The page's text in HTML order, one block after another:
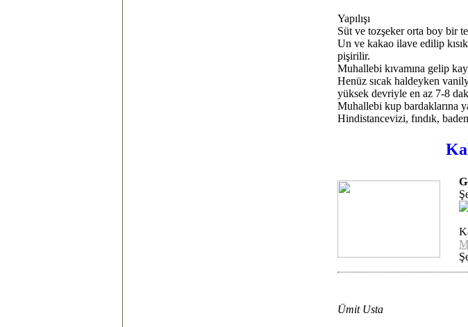
Yapılışı
Süt ve tozşeker orta boy bir
Un ve kakao ilave edilip
pişirilir.
Muhallebi kıvamına gelip
Henüz sıcak haldeyken
yüksek devriyle en az 7-8
Muhallebi kup bardaklarına
Hindistancevizi, fındık,
Ümit Usta